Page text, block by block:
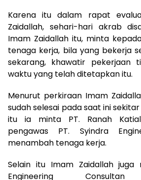
Karena itu dalam rapat
Zaidallah, sehari-hari akrab
Imam Zaidallah itu, minta
tenaga kerja, bila yang bekerja
sekarang, khawatir pekerjaan
waktu yang telah ditetapkan itu.
Menurut perkiraan Imam
sudah selesai pada saat ini
itu ia minta PT. Ranah
pengawas PT. Syindra
menambah tenaga kerja.
Selain itu Imam Zaidallah juga
Engineering Consultan